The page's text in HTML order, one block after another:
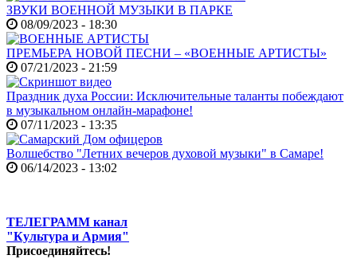
ЗВУКИ ВОЕННОЙ МУЗЫКИ В ПАРКЕ
08/09/2023 - 18:30
ПРЕМЬЕРА НОВОЙ ПЕСНИ – «ВОЕННЫЕ АРТИСТЫ»
07/21/2023 - 21:59
Праздник духа России: Исключительные таланты побеждают
в музыкальном онлайн-марафоне!
07/11/2023 - 13:35
Волшебство "Летних вечеров духовой музыки" в Самаре!
06/14/2023 - 13:02
ТЕЛЕГРАММ канал
"Культура и Армия"
Присоединяйтесь!